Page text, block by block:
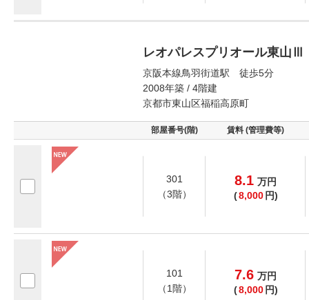
レオパレスプリオール東山Ⅲ
京阪本線鳥羽街道駅 徒歩5分
2008年築 / 4階建
京都市東山区福稲高原町
部屋番号(階) 賃料 (管理費等)
301
（3階）
8.1 万円
(8,000 円)
101
（1階）
7.6 万円
(8,000 円)